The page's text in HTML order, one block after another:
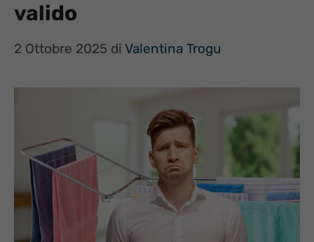
valido
2 Ottobre 2025 di Valentina Trogu